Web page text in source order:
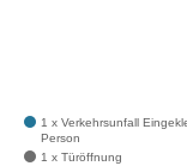
1 x Verkehrsunfall
Person
1 x Türöffnung